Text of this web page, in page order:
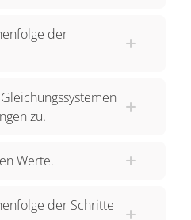
einem
will, muss eine der
linearen
außerdem für alle
und einen y-Wert finden,
für das
der
zu.
Werte.
der Schritte